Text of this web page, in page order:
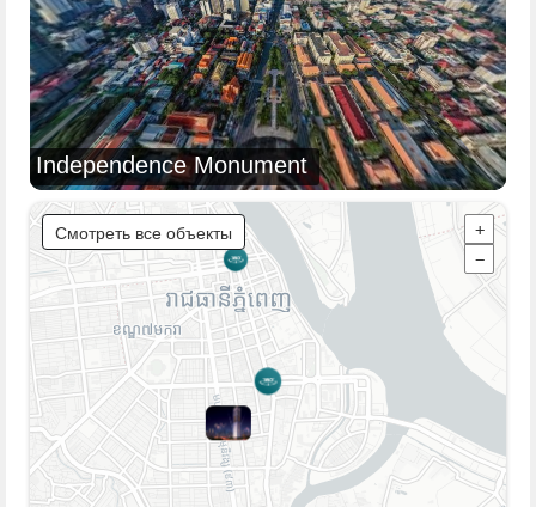
Independence Monument
Смотреть все объекты
+
−